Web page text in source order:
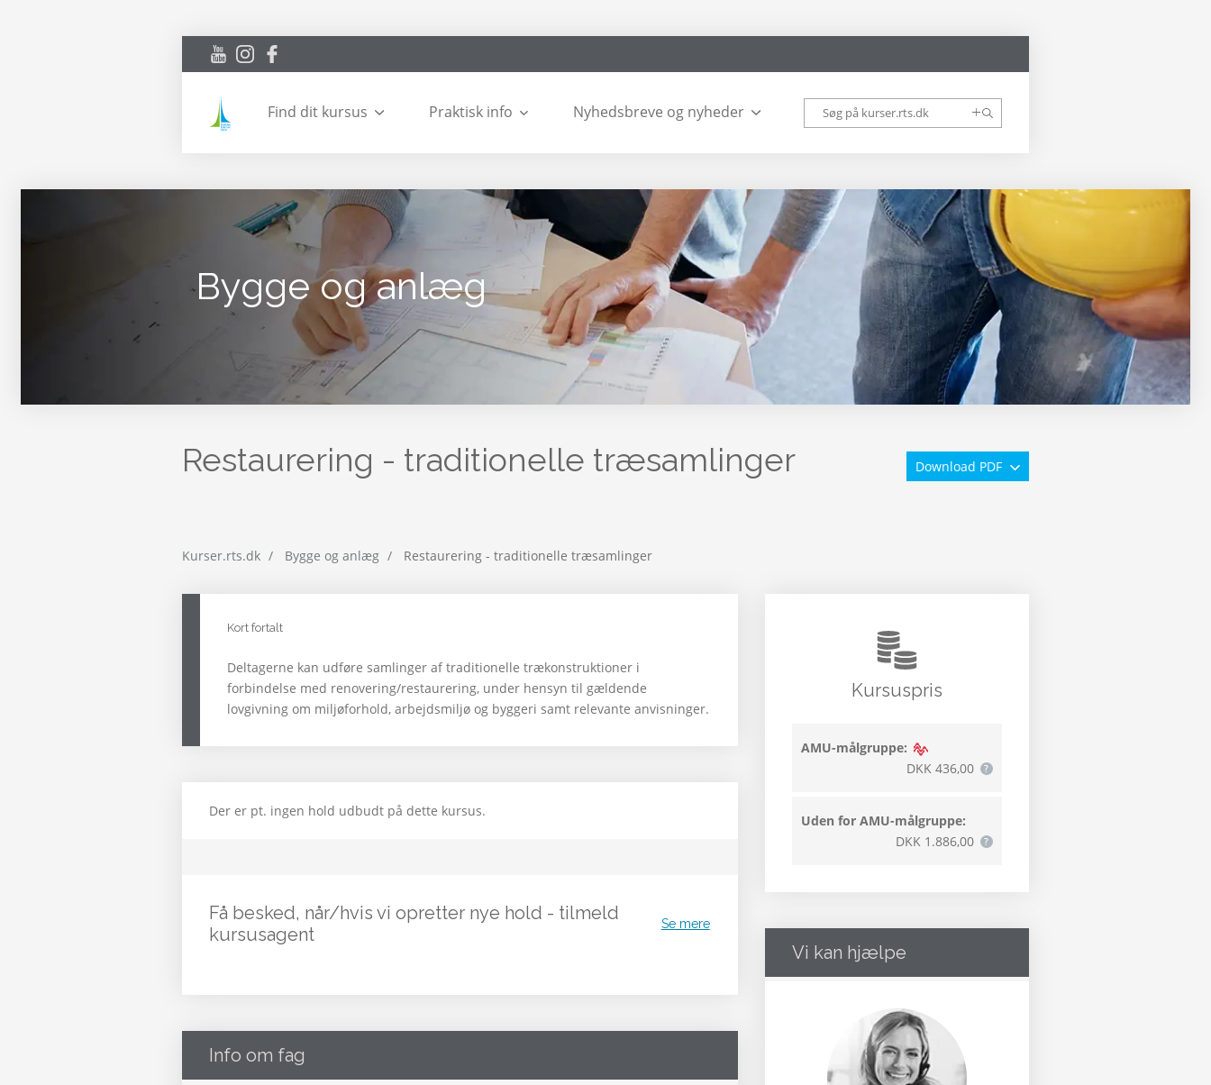
Find dit kursus Praktisk info Nyhedsbreve og nyheder
Bygge og anlæg
Restaurering - traditionelle træsamlinger Download PDF
Kurser.rts.dk Bygge og anlæg Restaurering - traditionelle træsamlinger
Kort fortalt
Deltagerne kan udføre samlinger af traditionelle trækonstruktioner i
forbindelse med renovering/restaurering, under hensyn til gældende
lovgivning om miljøforhold, arbejdsmiljø og byggeri samt relevante anvisninger.
Der er pt. ingen hold udbudt på dette kursus.
Få besked, når/hvis vi opretter nye hold - tilmeld
kursusagent
Se mere
Info om fag
Kursuspris
AMU-målgruppe:
DKK 436,00
Uden for AMU-målgruppe:
DKK 1.886,00
Vi kan hjælpe